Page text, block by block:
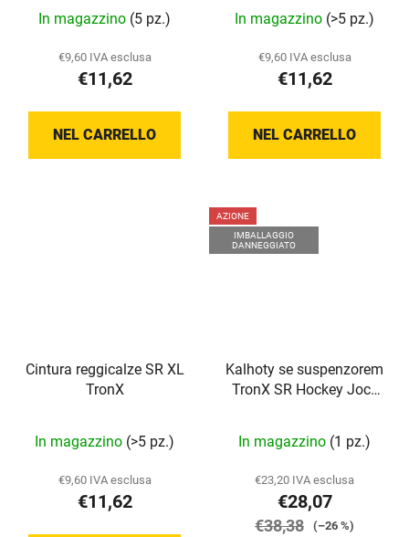
In magazzino (5 pz.)
€9,60 IVA esclusa
€11,62
NEL CARRELLO
In magazzino (>5 pz.)
€9,60 IVA esclusa
€11,62
NEL CARRELLO
Cintura reggicalze SR XL
TronX
In magazzino (>5 pz.)
€9,60 IVA esclusa
€11,62
AZIONE
IMBALLAGGIO
DANNEGGIATO
Kalhoty se suspenzorem
TronX SR Hockey Jock
In magazzino (1 pz.)
€23,20 IVA esclusa
€28,07
€38,38 (–26 %)